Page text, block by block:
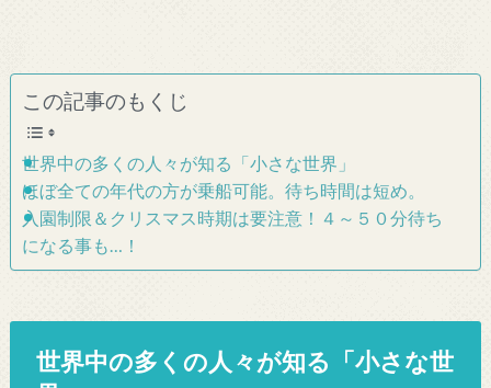
この記事のもくじ
世界中の多くの人々が知る「小さな世界」
ほぼ全ての年代の方が乗船可能。待ち時間は短め。
入園制限＆クリスマス時期は要注意！４～５０分待ち
になる事も…！
世界中の多くの人々が知る「小さな世